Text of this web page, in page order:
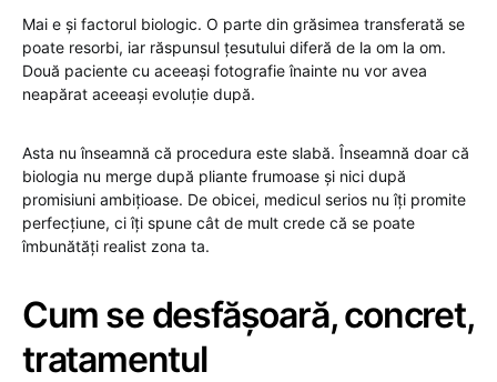
Mai e și factorul biologic. O parte din grăsimea transferată se
poate resorbi, iar răspunsul țesutului diferă de la om la om.
Două paciente cu aceeași fotografie înainte nu vor avea
neapărat aceeași evoluție după.
Asta nu înseamnă că procedura este slabă. Înseamnă doar că
biologia nu merge după pliante frumoase și nici după
promisiuni ambițioase. De obicei, medicul serios nu îți promite
perfecțiune, ci îți spune cât de mult crede că se poate
îmbunătăți realist zona ta.
Cum se desfășoară, concret,
tratamentul